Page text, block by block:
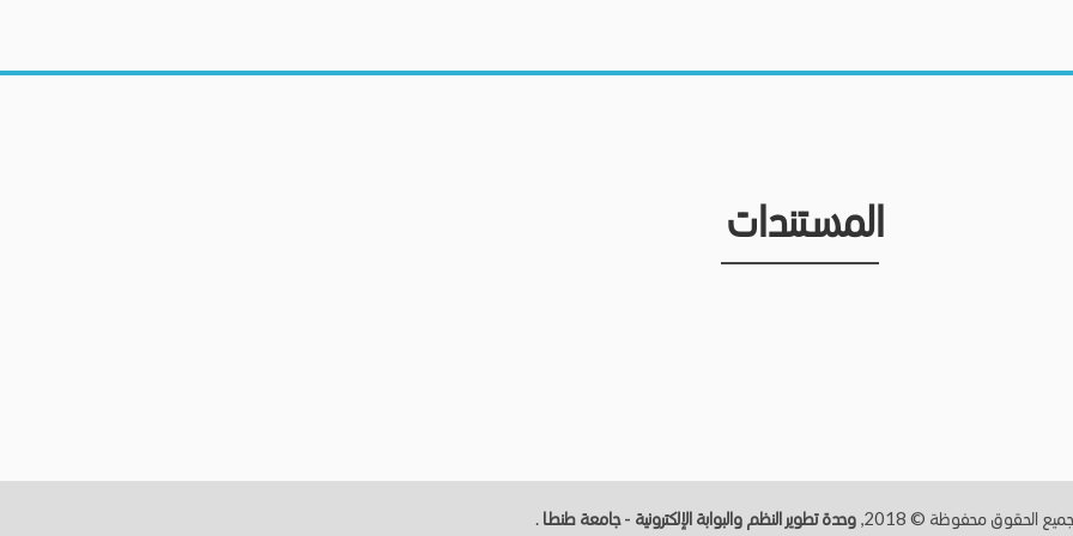
المستندات
جميع الحقوق محفوظة © 2018, وحدة تطوير النظم والبوابة الإلكترونية - جامعة طنطــا .